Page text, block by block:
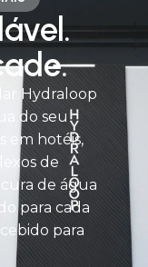
Hydraloop
do seu
em hotéis,
de
de água
para cada
para